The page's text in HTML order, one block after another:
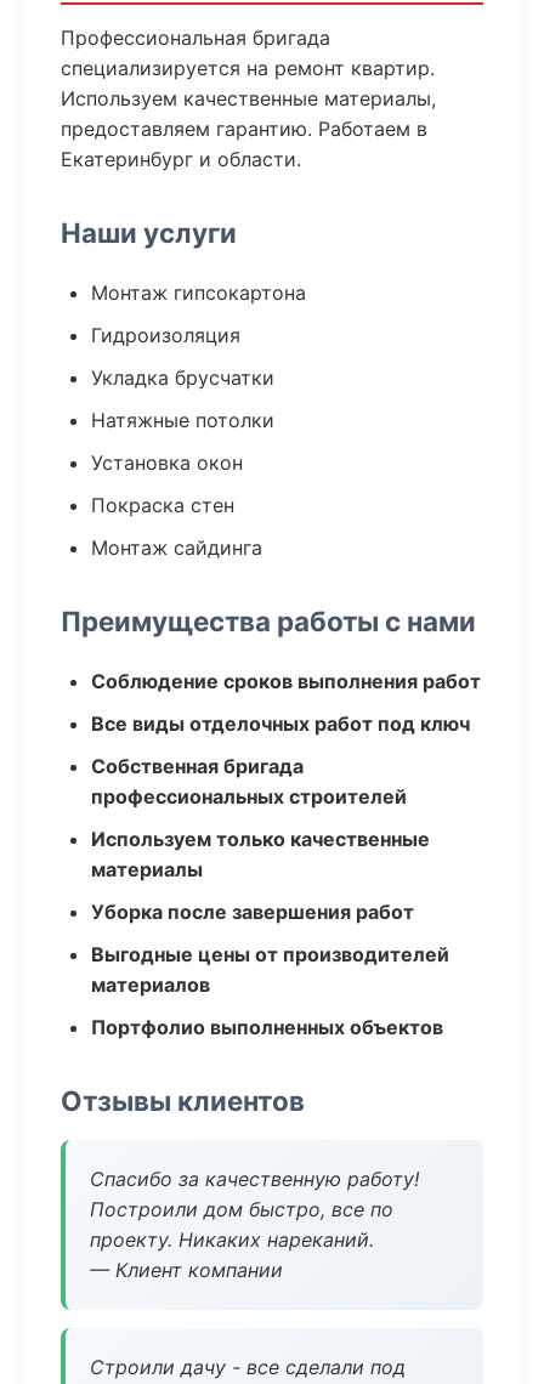
Профессиональная бригада
специализируется на ремонт квартир.
Используем качественные материалы,
предоставляем гарантию. Работаем в
Екатеринбург и области.
Наши услуги
Монтаж гипсокартона
Гидроизоляция
Укладка брусчатки
Натяжные потолки
Установка окон
Покраска стен
Монтаж сайдинга
Преимущества работы с нами
Соблюдение сроков выполнения работ
Все виды отделочных работ под ключ
Собственная бригада
профессиональных строителей
Используем только качественные
материалы
Уборка после завершения работ
Выгодные цены от производителей
материалов
Портфолио выполненных объектов
Отзывы клиентов
Спасибо за качественную работу!
Построили дом быстро, все по
проекту. Никаких нареканий.
— Клиент компании
Строили дачу - все сделали под